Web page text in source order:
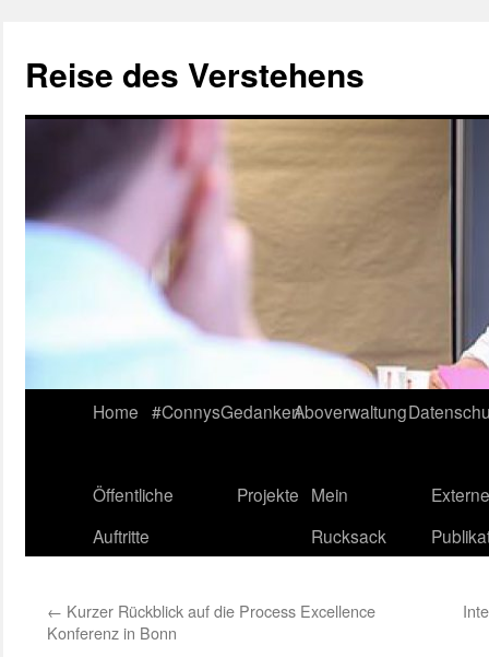
Reise des Verstehens
content
Home #ConnysGedankenAboverwaltung
Öffentliche
Auftritte
Projekte Mein
Rucksack
Externe
← Kurzer Rückblick auf die Process Excellence
Konferenz in Bonn